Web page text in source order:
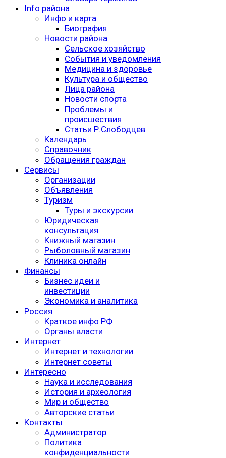
Info района
Инфо и карта
Биография
Новости района
Сельское хозяйство
События и уведомления
Медицина и здоровье
Культура и общество
Лица района
Новости спорта
Проблемы и
происшествия
Статьи Р.Слободцев
Календарь
Справочник
Обращения граждан
Сервисы
Организации
Объявления
Туризм
Туры и экскурсии
Юридическая
консультация
Книжный магазин
Рыболовный магазин
Клиника онлайн
Финансы
Бизнес идеи и
инвестиции
Экономика и аналитика
Россия
Краткое инфо РФ
Органы власти
Интернет
Интернет и технологии
Интернет советы
Интересно
Наука и исследования
История и археология
Мир и общество
Авторские статьи
Контакты
Администратор
Политика
конфиденциальности